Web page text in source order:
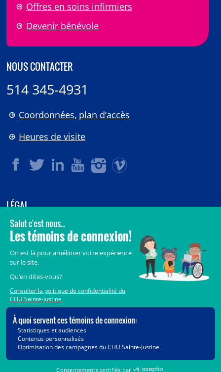
Offres en soins infirmiers
Devenir bénévole
NOUS CONTACTER
514 345-4931
Coordonnées, plan d’accès
Heures de visite
LÉGAL
© 2006-2026CHU Sainte-Justine.
Tous droits réservés.
Crédits
Accès aux documents des organismes publics